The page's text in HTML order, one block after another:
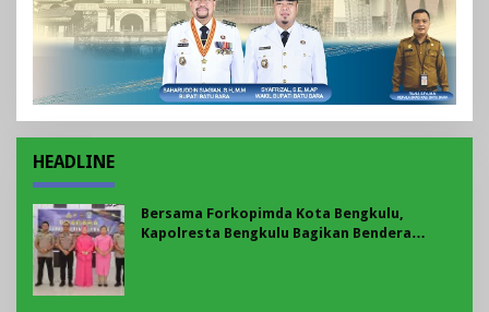
HEADLINE
Bersama Forkopimda Kota Bengkulu,
Kapolresta Bengkulu Bagikan Bendera